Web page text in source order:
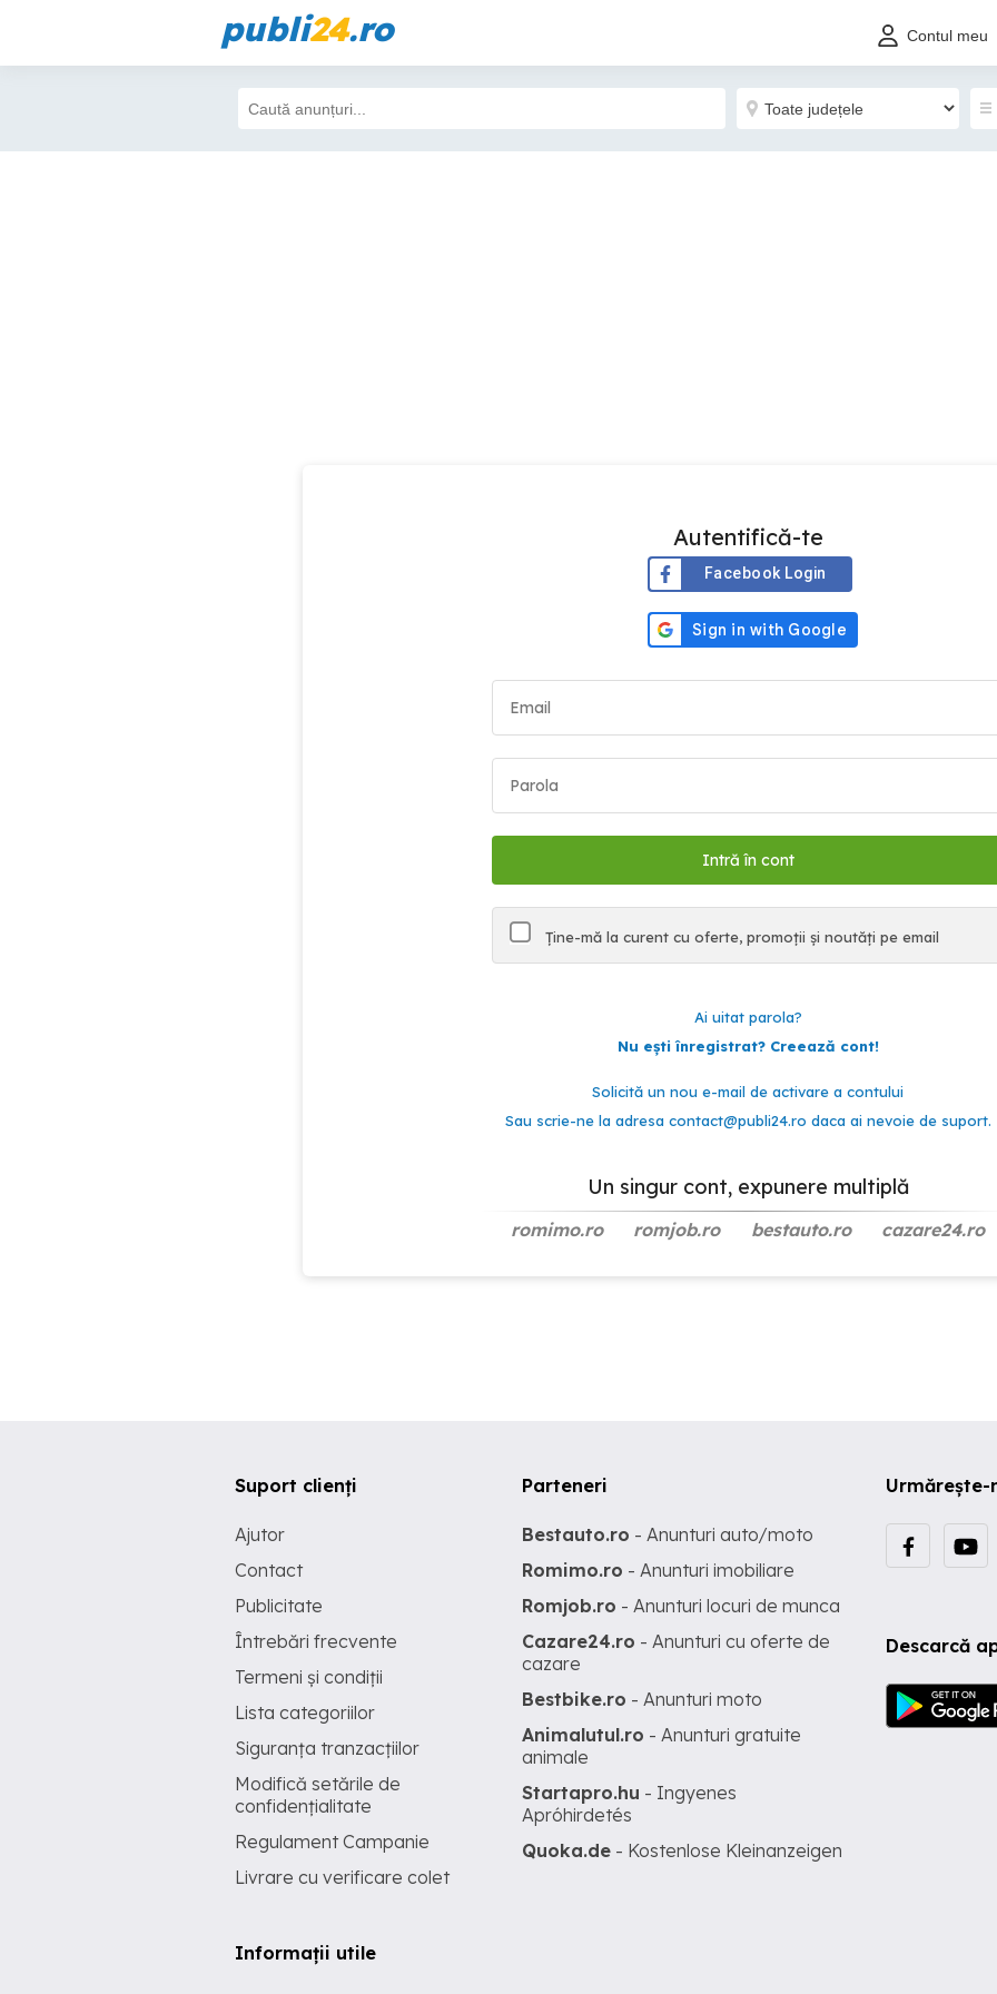
publi24.ro Contul meu
Autentifică-te
Facebook Login
Ține-mă la curent cu oferte, promoții și noutăți pe email
Ai uitat parola?
Nu ești înregistrat? Creează cont!
Solicită un nou e-mail de activare a contului
Sau scrie-ne la adresa contact@publi24.ro daca ai nevoie de suport.
Un singur cont, expunere multiplă
romimo.ro romjob.ro bestauto.ro cazare24.ro
Urmărește-
Descarcă
Suport clienți
Ajutor
Contact
Publicitate
Întrebări frecvente
Termeni și condiții
Lista categoriilor
Siguranța tranzacțiilor
Modifică setările de
confidențialitate
Regulament Campanie
Livrare cu verificare colet
Informații utile
Parteneri
Bestauto.ro - Anunturi auto/moto
Romimo.ro - Anunturi imobiliare
Romjob.ro - Anunturi locuri de munca
Cazare24.ro - Anunturi cu oferte de
cazare
Bestbike.ro - Anunturi moto
Animalutul.ro - Anunturi gratuite
animale
Startapro.hu - Ingyenes
Apróhirdetés
Quoka.de - Kostenlose Kleinanzeigen